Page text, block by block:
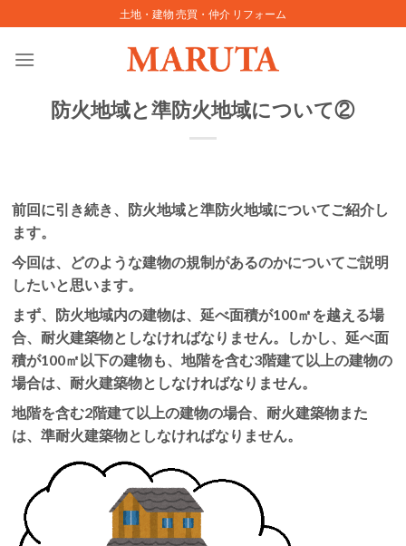
to
content
土地・建物 売買・仲介 リフォーム
防火地域と準防火地域について②
前回に引き続き、防火地域と準防火地域についてご紹介し
ます。
今回は、どのような建物の規制があるのかについてご説明
したいと思います。
まず、防火地域内の建物は、延べ面積が100㎡を越える場
合、耐火建築物としなければなりません。しかし、延べ面
積が100㎡以下の建物も、地階を含む3階建て以上の建物の
場合は、耐火建築物としなければなりません。
地階を含む2階建て以上の建物の場合、耐火建築物また
は、準耐火建築物としなければなりません。